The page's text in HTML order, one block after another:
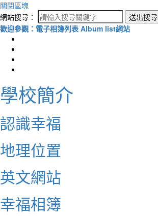
關閉區塊
網站搜尋：
送出搜尋
歡迎參觀：電子相簿列表 Album list網站
學校簡介
認識幸福
地理位置
英文網站
幸福相簿